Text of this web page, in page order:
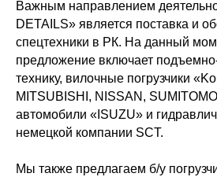
Важным направлением
DETAILS» является поставка и
спецтехники в РК. На данный
предложение включает
технику, вилочные погрузчики
MITSUBISHI, NISSAN,
автомобили «ISUZU» и
немецкой компании SCT.
Мы также предлагаем б/у